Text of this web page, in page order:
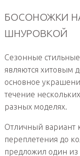
БОСОНОЖКИ
ШНУРОВКОЙ
Сезонные
являются хитовым
основное
течение
разных моделях.
Отличный вариант
переплетения до
предложил один